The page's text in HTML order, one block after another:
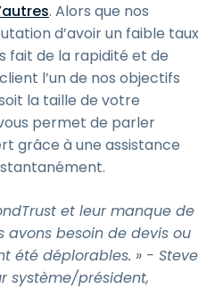
. Alors que nos
d’avoir un faible taux
fait de la rapidité et de
l’un de nos objectifs
la taille de votre
permet de parler
grâce à une assistance
et leur manque de
avons besoin de devis ou
été déplorables. » - Steve
système/président,